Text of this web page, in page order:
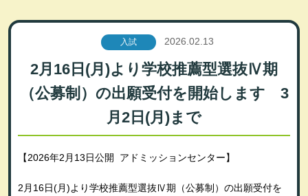
入試 2026.02.13
2月16日(月)より学校推薦型選抜Ⅳ期
（公募制）の出願受付を開始します 3
月2日(月)まで
【2026年2月13日公開 アドミッションセンター】
2月16日(月)より学校推薦型選抜Ⅳ期（公募制）の出願受付を